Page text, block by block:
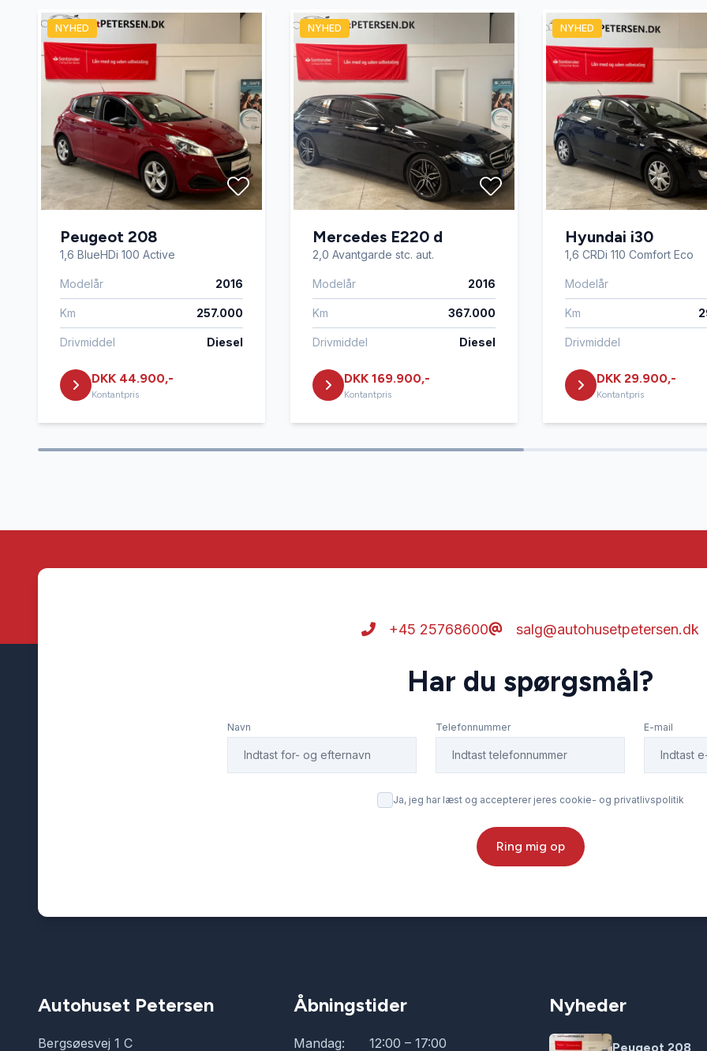
NYHED
Peugeot 208
1,6 BlueHDi 100 Active
Modelår 2016
Km 257.000
Drivmiddel Diesel
DKK 44.900,-
Kontantpris
NYHED
Mercedes E220 d
2,0 Avantgarde stc. aut.
Modelår 2016
Km 367.000
Drivmiddel Diesel
DKK 169.900,-
Kontantpris
NYHED
Hyundai i30
1,6 CRDi 110 Comfort Eco
Modelår
Km
Drivmiddel
DKK 29.900,-
Kontantpris
+45 25768600 salg@autohusetpetersen.dk
Har du spørgsmål?
Navn Telefonnummer E-mail
Ja, jeg har læst og accepterer jeres cookie- og privatlivspolitik
Ring mig op
Autohuset Petersen
Bergsøesvej 1 C
Åbningstider
Mandag: 12:00 – 17:00
Nyheder
Peugeot 208